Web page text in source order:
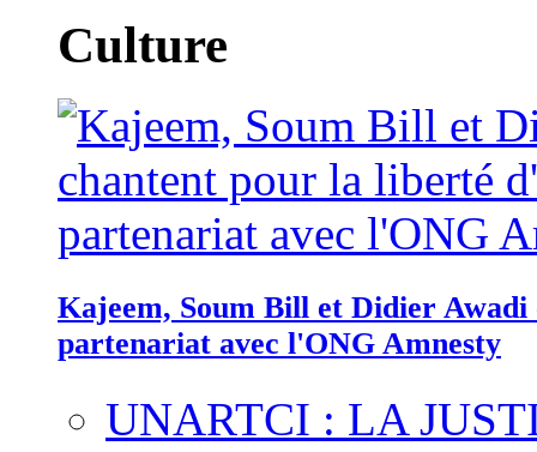
Culture
Kajeem, Soum Bill et Didier
partenariat avec l'ONG Amnesty
UNARTCI : LA